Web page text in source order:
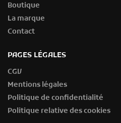
Boutique
La marque
Contact
PAGES LÉGALES
CGV
Mentions légales
Politique de confidentialité
Politique relative des cookies